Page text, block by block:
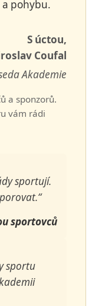
pohybu.
S úctou,
Coufal
Akademie
a sponzorů.
vám rádi
sportují.
sportovců
sportu